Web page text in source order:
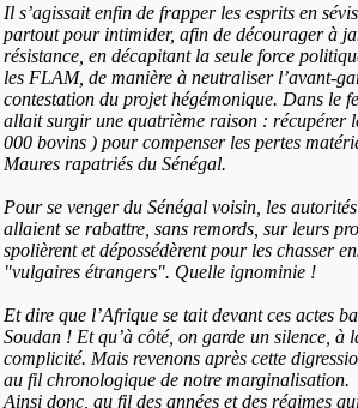
Il s’agissait enfin de frapper les esprits en
partout pour intimider, afin de décourager à
résistance, en décapitant la seule force
les FLAM, de manière à neutraliser l’avant-
contestation du projet hégémonique. Dans le
allait surgir une quatrième raison : récupérer
000 bovins ) pour compenser les pertes
Maures rapatriés du Sénégal.
Pour se venger du Sénégal voisin, les
allaient se rabattre, sans remords, sur leurs
spolièrent et dépossédèrent pour les chasser
"vulgaires étrangers". Quelle ignominie !
Et dire que l’Afrique se tait devant ces actes
Soudan ! Et qu’à côté, on garde un silence, à
complicité. Mais revenons après cette
au fil chronologique de notre marginalisation.
Ainsi donc, au fil des années et des régimes